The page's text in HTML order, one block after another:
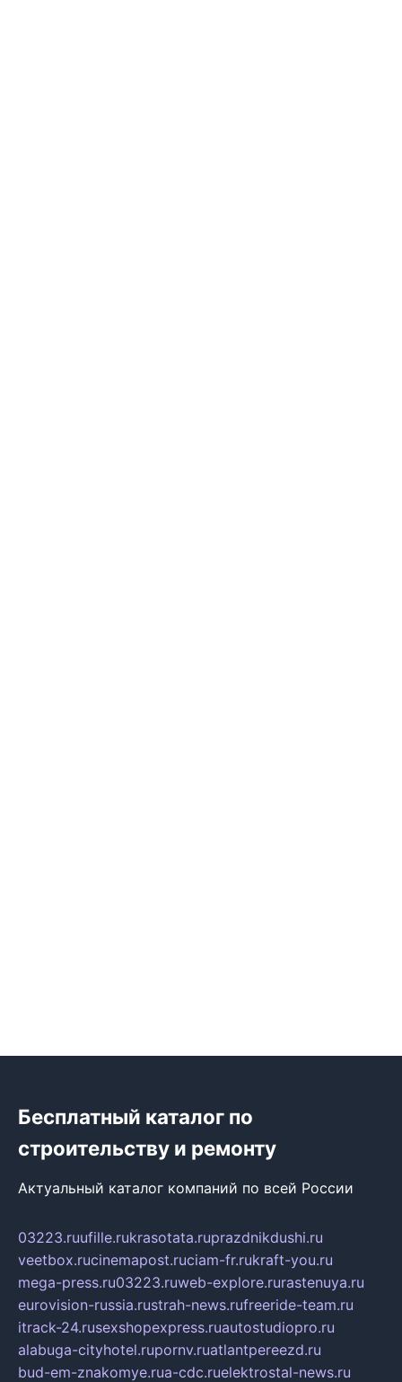
Бесплатный каталог по
строительству и ремонту
Актуальный каталог компаний по всей России
03223.ruufille.rukrasotata.ruprazdnikdushi.ru
veetbox.rucinemapost.ruciam-fr.rukraft-you.ru
mega-press.ru03223.ruweb-explore.rurastenuya.ru
eurovision-russia.rustrah-news.rufreeride-team.ru
itrack-24.rusexshopexpress.ruautostudiopro.ru
alabuga-cityhotel.rupornv.ruatlantpereezd.ru
bud-em-znakomye.rua-cdc.ruelektrostal-news.ru